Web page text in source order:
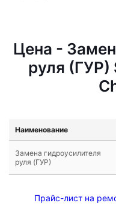
Цена -
руля (ГУР)
Наименование
Замена гидроусилителя
руля (ГУР)
Прайс-лист на